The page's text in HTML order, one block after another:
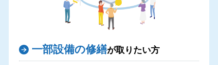
一部設備の修繕が取りたい方